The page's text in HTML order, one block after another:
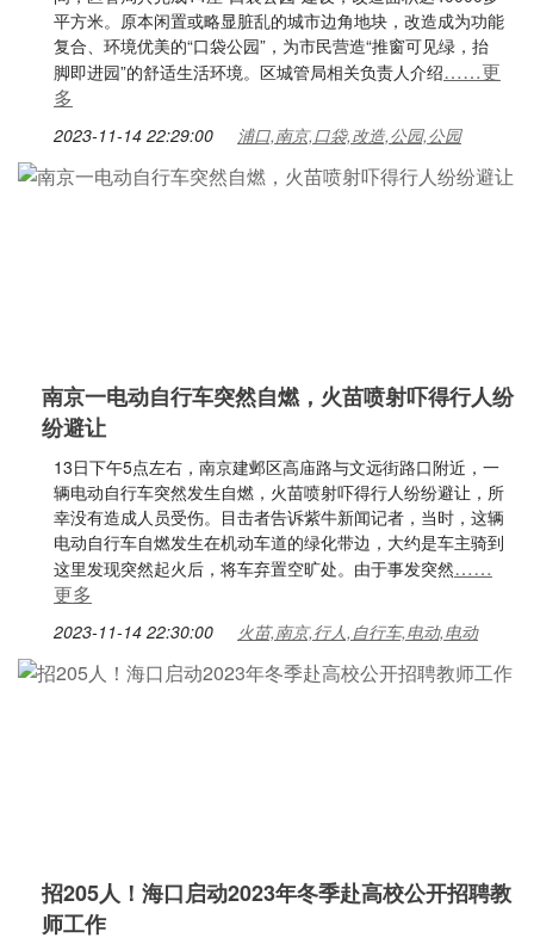
平方米。原本闲置或略显脏乱的城市边角地块，改造成为功能
复合、环境优美的“口袋公园”，为市民营造“推窗可见绿，抬
脚即进园”的舒适生活环境。区城管局相关负责人介绍……更
多
2023-11-14 22:29:00 浦口,南京,口袋,改造,公园,公园
南京一电动自行车突然自燃，火苗喷射吓得行人纷
纷避让
13日下午5点左右，南京建邺区高庙路与文远街路口附近，一
辆电动自行车突然发生自燃，火苗喷射吓得行人纷纷避让，所
幸没有造成人员受伤。目击者告诉紫牛新闻记者，当时，这辆
电动自行车自燃发生在机动车道的绿化带边，大约是车主骑到
这里发现突然起火后，将车弃置空旷处。由于事发突然……
更多
2023-11-14 22:30:00 火苗,南京,行人,自行车,电动,电动
招205人！海口启动2023年冬季赴高校公开招聘教
师工作